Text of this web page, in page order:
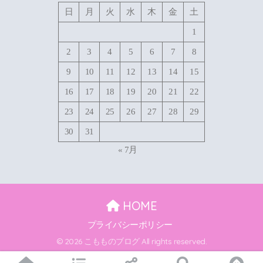
日 月 火 水 木 金 土
1
2 3 4 5 6 7 8
9 10 11 12 13 14 15
16 17 18 19 20 21 22
23 24 25 26 27 28 29
30
31
« 7月
HOME
プライバシーポリシー
© 2026 こもものブログ All rights reserved.